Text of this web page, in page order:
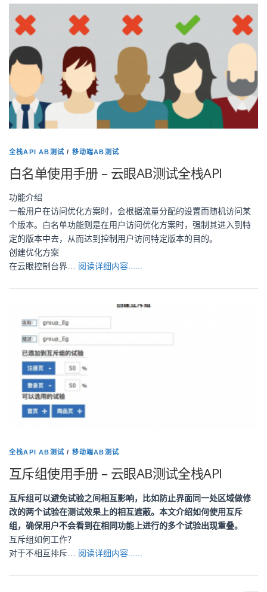
全栈API AB测试 / 移动端AB测试
白名单使用手册 – 云眼AB测试全栈API
功能介绍
一般用户在访问优化方案时，会根据流量分配的设置而随机访问某
个版本。白名单功能则是在用户访问优化方案时，强制其进入到特
定的版本中去，从而达到控制用户访问特定版本的目的。
创建优化方案
在云眼控制台界… 阅读详细内容......
全栈API AB测试 / 移动端AB测试
互斥组使用手册 – 云眼AB测试全栈API
互斥组可以避免试验之间相互影响，比如防止界面同一处区域做修
改的两个试验在测试效果上的相互遮蔽。本文介绍如何使用互斥
组，确保用户不会看到在相同功能上进行的多个试验出现重叠。
互斥组如何工作？
对于不相互排斥… 阅读详细内容......